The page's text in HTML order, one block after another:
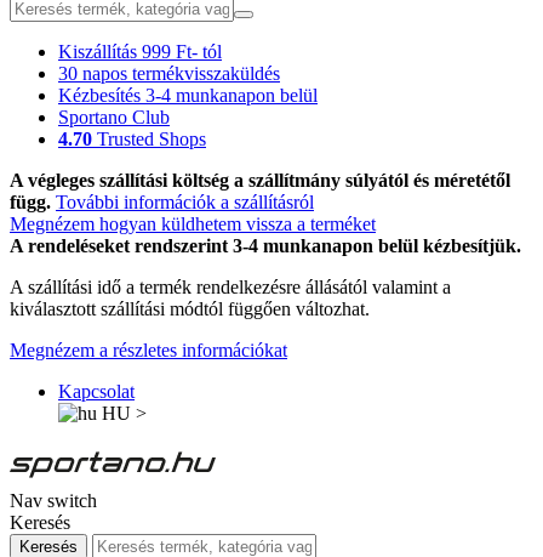
Kiszállítás 999 Ft- tól
30 napos termékvisszaküldés
Kézbesítés 3-4 munkanapon belül
Sportano Club
4.70 Trusted Shops
A végleges szállítási költség a szállítmány súlyától és méretétől
függ. További információk a szállításról
Megnézem hogyan küldhetem vissza a terméket
A rendeléseket rendszerint 3-4 munkanapon belül kézbesítjük.
A szállítási idő a termék rendelkezésre állásától valamint a
kiválasztott szállítási módtól függően változhat.
Megnézem a részletes információkat
Kapcsolat
HU >
Nav switch
Keresés
Keresés